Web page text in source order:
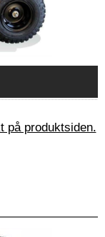
på produktsiden.